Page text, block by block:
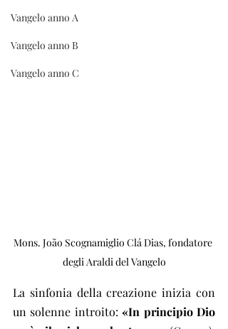
Vangelo anno A
Vangelo anno B
Vangelo anno C
Mons. João Scognamiglio Clá Dias, fondatore
degli Araldi del Vangelo
La sinfonia della creazione inizia con
un solenne introito: «In principio Dio